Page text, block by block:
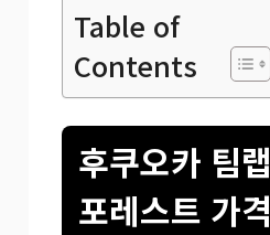
Table of
Contents
후쿠오카 팀랩
포레스트 가격